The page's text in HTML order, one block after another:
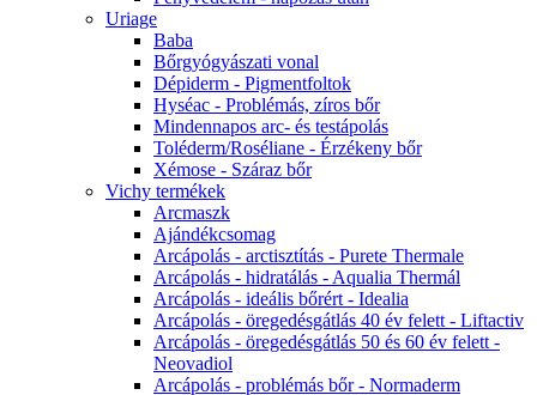
Uriage
Baba
Bőrgyógyászati vonal
Dépiderm - Pigmentfoltok
Hyséac - Problémás, zíros bőr
Mindennapos arc- és testápolás
Toléderm/Roséliane - Érzékeny bőr
Xémose - Száraz bőr
Vichy termékek
Arcmaszk
Ajándékcsomag
Arcápolás - arctisztítás - Purete Thermale
Arcápolás - hidratálás - Aqualia Thermál
Arcápolás - ideális bőrért - Idealia
Arcápolás - öregedésgátlás 40 év felett - Liftactiv
Arcápolás - öregedésgátlás 50 és 60 év felett -
Neovadiol
Arcápolás - problémás bőr - Normaderm